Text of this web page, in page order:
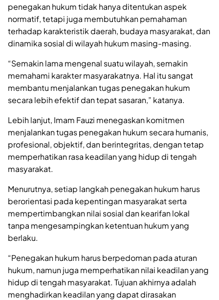
penegakan hukum tidak hanya ditentukan aspek
normatif, tetapi juga membutuhkan pemahaman
terhadap karakteristik daerah, budaya masyarakat, dan
dinamika sosial di wilayah hukum masing-masing.
“Semakin lama mengenal suatu wilayah, semakin
memahami karakter masyarakatnya. Hal itu sangat
membantu menjalankan tugas penegakan hukum
secara lebih efektif dan tepat sasaran,” katanya.
Lebih lanjut, Imam Fauzi menegaskan komitmen
menjalankan tugas penegakan hukum secara humanis,
profesional, objektif, dan berintegritas, dengan tetap
memperhatikan rasa keadilan yang hidup di tengah
masyarakat.
Menurutnya, setiap langkah penegakan hukum harus
berorientasi pada kepentingan masyarakat serta
mempertimbangkan nilai sosial dan kearifan lokal
tanpa mengesampingkan ketentuan hukum yang
berlaku.
“Penegakan hukum harus berpedoman pada aturan
hukum, namun juga memperhatikan nilai keadilan yang
hidup di tengah masyarakat. Tujuan akhirnya adalah
menghadirkan keadilan yang dapat dirasakan